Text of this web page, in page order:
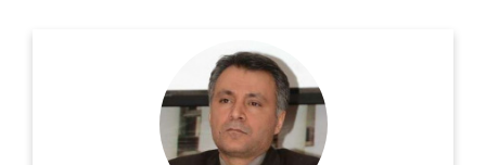
عضو هیئت علمی دانشگاه شهید بهشتی
اطلاعات بیشتر